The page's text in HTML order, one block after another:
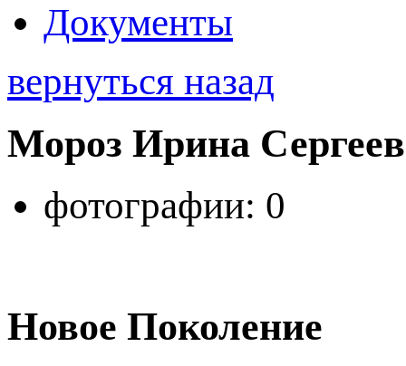
Документы
вернуться назад
Мороз Ирина
фотографии: 0
Новое Поколение